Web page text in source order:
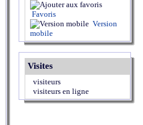
Favoris
Version
mobile
Visites
visiteurs
visiteurs en ligne